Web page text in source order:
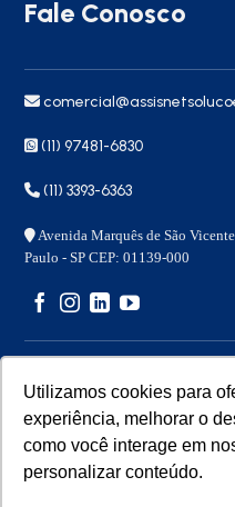
Utilizamos cookies para
experiência, melhorar o
como você interage em
personalizar conteúdo.
Fale Conosco
(11) 97481-6830
(11) 3393-6363
Avenida Marquês de São
Paulo - SP CEP: 01139-000
Copyright 2026 © –